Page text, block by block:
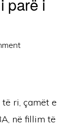
ri, çamët e
në fillim të